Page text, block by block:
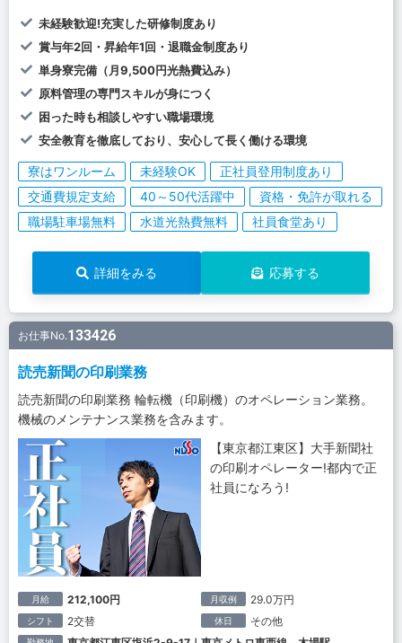
未経験歓迎!充実した研修制度あり
賞与年2回・昇給年1回・退職金制度あり
単身寮完備（月9,500円光熱費込み）
原料管理の専門スキルが身につく
困った時も相談しやすい職場環境
安全教育を徹底しており、安心して長く働ける環境
寮はワンルーム 未経験OK
正社員登用制度あり
交通費規定支給
40～50代活躍中
資格・免許が取れる
職場駐車場無料
水道光熱費無料 社員食堂あり
詳細をみる 応募する
お仕事No.133426
読売新聞の印刷業務
読売新聞の印刷業務 輪転機（印刷機）のオペレーション業務。
機械のメンテナンス業務を含みます。
【東京都江東区】大手新聞社
の印刷オペレーター!都内で正
社員になろう!
月給 212,100円 月収例 29.0万円
シフト 2交替 休日 その他